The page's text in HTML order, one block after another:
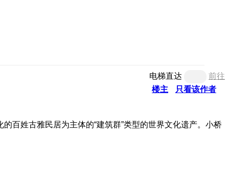
电梯直达
前往
楼主
只看该作者
百姓古雅民居为主体的“建筑群”类型的世界文化遗产。小桥